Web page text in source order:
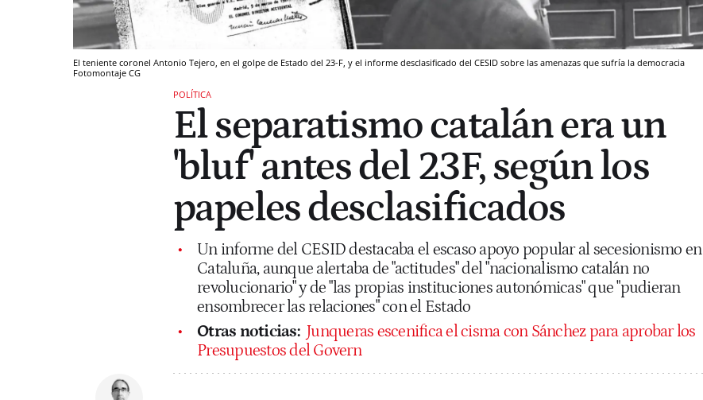
El teniente coronel Antonio Tejero, en el golpe de Estado del 23-F, y el informe desclasificado del CESID sobre las amenazas que sufría la democracia
Fotomontaje CG
POLÍTICA
El separatismo catalán era un
'bluf' antes del 23F, según los
papeles desclasificados
Un informe del CESID destacaba el escaso apoyo popular al secesionismo en
Cataluña, aunque alertaba de "actitudes" del "nacionalismo catalán no
revolucionario" y de "las propias instituciones autonómicas" que "pudieran
ensombrecer las relaciones" con el Estado
Otras noticias: Junqueras escenifica el cisma con Sánchez para aprobar los
Presupuestos del Govern